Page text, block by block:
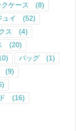
クケース
(8)
ュイ
(52)
ス
(4)
(20)
バッグ
(1)
(9)
(16)